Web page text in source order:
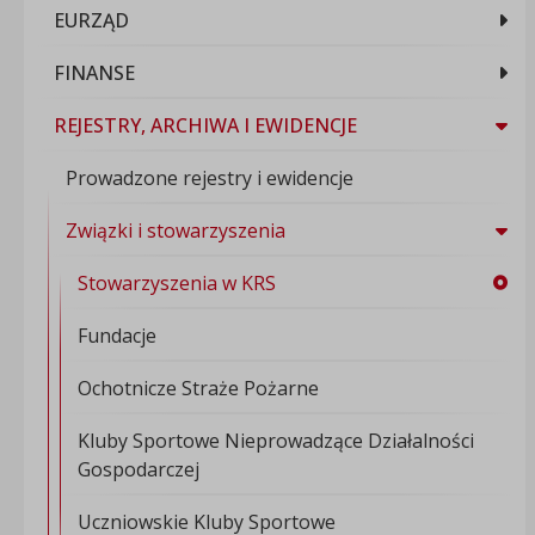
EURZĄD
FINANSE
REJESTRY, ARCHIWA I EWIDENCJE
Prowadzone rejestry i ewidencje
Związki i stowarzyszenia
Stowarzyszenia w KRS
Fundacje
Ochotnicze Straże Pożarne
Kluby Sportowe Nieprowadzące Działalności
Gospodarczej
Uczniowskie Kluby Sportowe